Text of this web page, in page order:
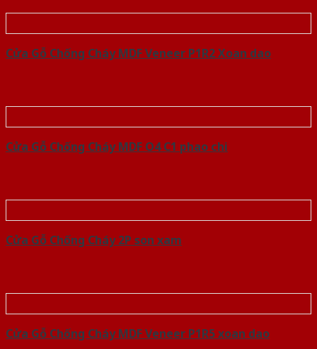
Cửa Gỗ Chống Cháy MDF Veneer P1R2 Xoan dao
Cửa Gỗ Chống Cháy MDF O4 C1 phao chi
Cửa Gỗ Chống Cháy 2P son xam
Cửa Gỗ Chống Cháy MDF Veneer P1R5 xoan dao